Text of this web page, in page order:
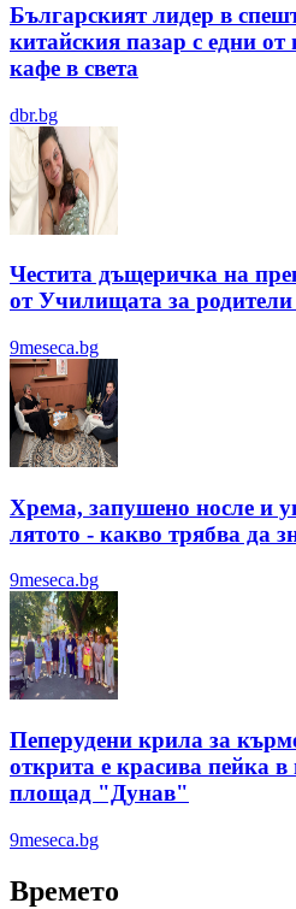
Българският лидер в
китайския пазар с едни от
кафе в света
dbr.bg
Честита дъщеричка на
от Училищата за
9meseca.bg
Хрема, запушено носле и
лятотo - какво трябва да
9meseca.bg
Пеперудени крила за
открита е красива пейка
площад "Дунав"
9meseca.bg
Времето